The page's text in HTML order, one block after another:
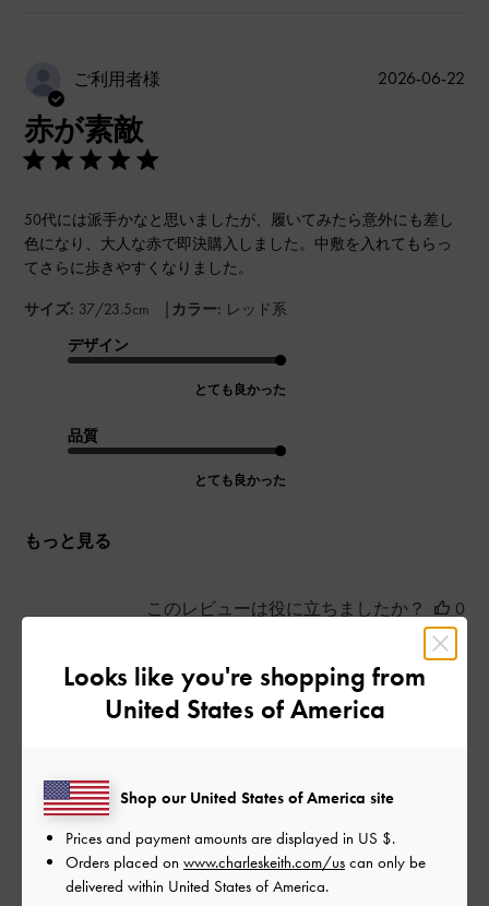
ご利用者様
赤が素敵
50代には派手かなと思いましたが、履いてみたら意外にも差し
色になり、大人な赤で即決購入しました。中敷を入れてもらっ
てさらに歩きやすくなりました。
サイズ: 37/23.5cm | カラー: レッド系
デザイン
とても良かった
品質
とても良かった
もっと見る
公
2026-06-22
このレビューは役に立ちましたか？
0
0
ご利用者様
安定感抜群のShoes！
中のインソールが柔らかくふわふわなので、長時間歩いても疲
れにくくとても歩きやすかったです！
2025-08-16
Looks like you're shopping from
United States of America
Shop our United States of America site
Prices and payment amounts are displayed in US $.
Orders placed on www.charleskeith.com/us can only be
delivered within United States of America.